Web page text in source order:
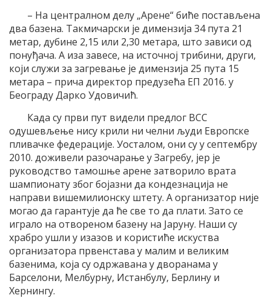
– На централном делу „Арене“ биће постављена
два базена. Такмичарски је димензија 34 пута 21
метар, дубине 2,15 или 2,30 метара, што зависи од
понуђача. А иза завесе, на источној трибини, други,
који служи за загревање је димензија 25 пута 15
метара – прича директор предузећа ЕП 2016. у
Београду Дарко Удовичић.
Када су први пут видели предлог ВСС
одушевљење нису крили ни челни људи Европске
пливачке федерације. Уосталом, они су у септембру
2010. доживели разочарање у Загребу, јер је
руководство тамошње арене затворило врата
шампионату због бојазни да кондезнација не
направи вишемилионску штету. А организатор није
могао да гарантује да ће све то да плати. Зато се
играло на отвореном базену на Јаруну. Наши су
храбро ушли у изазов и користиће искуства
организатора првенстава у малим и великим
базенима, која су одржавана у дворанама у
Барселони, Мелбурну, Истанбулу, Берлину и
Хернингу.